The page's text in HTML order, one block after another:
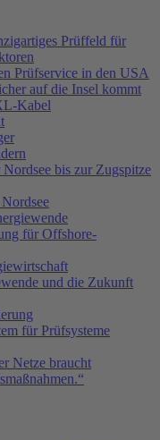
Prüffeld für
Prüfservice in den USA
auf die Insel kommt
Kabel
bis zur Zugspitze
für Offshore-
und die Zukunft
für Prüfsysteme
Netze braucht